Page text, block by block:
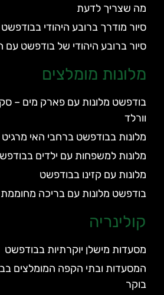
מה שצריך לדעת
סיור מודרך ברובע היהודי בבודפשט
סיור ברובע היהודי של בודפשט עם
מלונות מומלצים
בודפשט מלונות עם פארק מים –
וורלד
מלונות בבודפשט ברחבי האי מרגיט
מלונות למשפחות עם ילדים
מלונות עם קזינו בבודפשט
בודפשט מלונות עם בריכה
קולינריה
מסעדות מישלן יוקרתיות בבודפשט
המסעדות ובתי הקפה המומלצים
בוקר